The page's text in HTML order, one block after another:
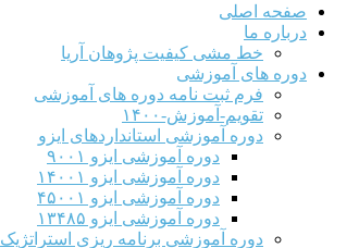
صفحه اصلی
درباره ما
خط مشی کیفیت پژوهان آریا
دوره های آموزشی
فرم ثبت نامه دوره های آموزشی
تقویم-آموزش-۱۴۰۰
دوره آموزشی استانداردهای ایزو
دوره آموزشی ایزو ۹۰۰۱
دوره آموزشی ایزو ۱۴۰۰۱
دوره آموزشی ایزو ۴۵۰۰۱
دوره آموزشی ایزو ۱۳۴۸۵
دوره آموزشی برنامه ریزی استراتژیک